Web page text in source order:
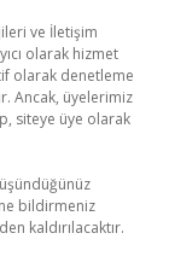
ve İletişim
olarak hizmet
olarak denetleme
Ancak, üyelerimiz
siteye üye olarak
bildirmeniz
kaldırılacaktır.